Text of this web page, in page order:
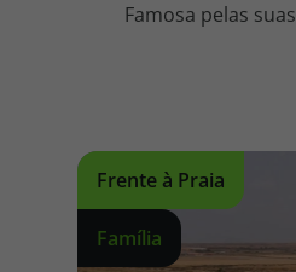
Famosa pelas
Frente à Praia
Família